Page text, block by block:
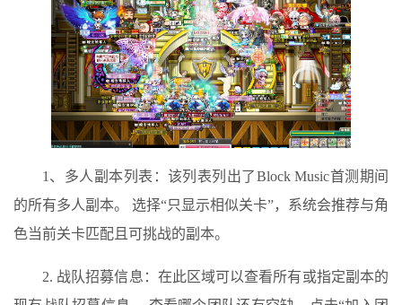
1、多人副本列表：该列表列出了Block Music首测期间
的所有多人副本。 选择“只显示相似关卡”，系统会推荐与角
色当前关卡匹配且可挑战的副本。
2. 战队招募信息：在此区域可以查看所有或指定副本的